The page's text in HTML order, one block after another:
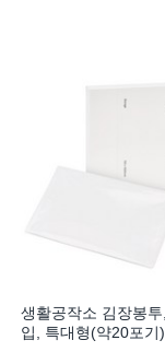
생활공작소 김장봉
입, 특대형(약20포기)